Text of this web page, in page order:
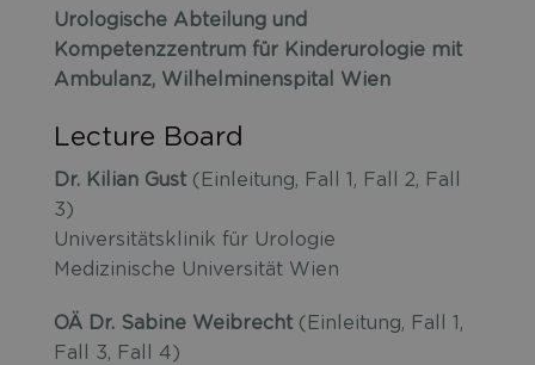
Urologische Abteilung und
Kompetenzzentrum für Kinderurologie mit
Ambulanz, Wilhelminenspital Wien
Lecture Board
Dr. Kilian Gust (Einleitung, Fall 1, Fall 2, Fall
3)
Universitätsklinik für Urologie
Medizinische Universität Wien
OÄ Dr. Sabine Weibrecht (Einleitung, Fall 1,
Fall 3, Fall 4)